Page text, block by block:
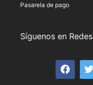
Pasarela de pago
Síguenos en